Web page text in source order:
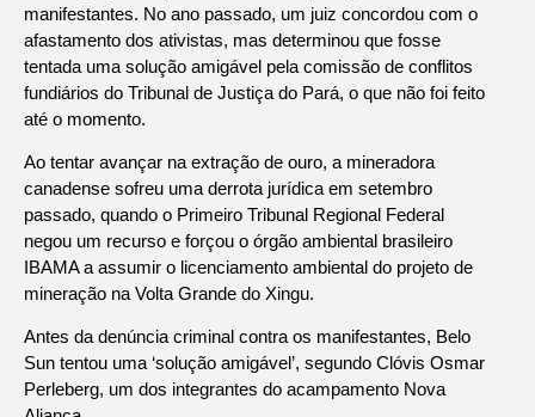
manifestantes. No ano passado, um juiz concordou com o
afastamento dos ativistas, mas determinou que fosse
tentada uma solução amigável pela comissão de conflitos
fundiários do Tribunal de Justiça do Pará, o que não foi feito
até o momento.
Ao tentar avançar na extração de ouro, a mineradora
canadense sofreu uma derrota jurídica em setembro
passado, quando o Primeiro Tribunal Regional Federal
negou um recurso e forçou o órgão ambiental brasileiro
IBAMA a assumir o licenciamento ambiental do projeto de
mineração na Volta Grande do Xingu.
Antes da denúncia criminal contra os manifestantes, Belo
Sun tentou uma ‘solução amigável’, segundo Clóvis Osmar
Perleberg, um dos integrantes do acampamento Nova